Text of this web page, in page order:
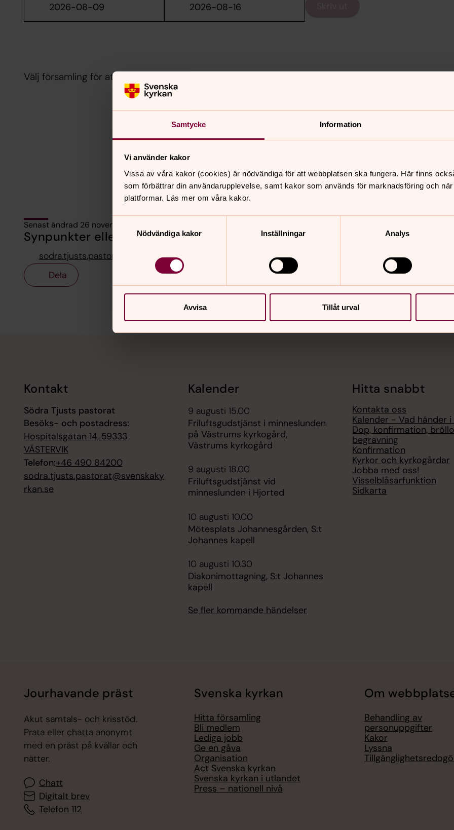
Samtycke Information
Vi använder kakor
Vissa av våra kakor (cookies) är nödvändiga för att webbplatsen ska fungera. Här finns
som förbättrar din användarupplevelse, samt kakor som används för marknadsföring och
plattformar. Läs mer om våra kakor.
Nödvändiga kakor
Inställningar Analys
Avvisa Tillåt urval
Välj församling för att visa aktuella kalenderhänder
Senast ändrad 26 november 2025
Synpunkter eller frågor på sidans innehåll?
sodra.tjusts.pastorat@svenskakyrkan.se
Dela
Kontakt
Södra Tjusts pastorat
Besöks- och postadress:
Hospitalsgatan 14, 59333
VÄSTERVIK
Telefon:+46 490 84200
sodra.tjusts.pastorat@svenskaky
rkan.se
Kalender
9 augusti 15.00
Friluftsgudstjänst i minneslunden
på Västrums kyrkogård,
Västrums kyrkogård
9 augusti 18.00
Friluftsgudstjänst vid
minneslunden i Hjorted
10 augusti 10.00
Mötesplats Johannesgården, S:t
Johannes kapell
10 augusti 10.30
Diakonimottagning, S:t Johannes
kapell
Se fler kommande händelser
Hitta snabbt
Kontakta oss
Kalender - Vad händer
Dop, konfirmation,
begravning
Konfirmation
Kyrkor och kyrkogårdar
Jobba med oss!
Visselblåsarfunktion
Sidkarta
Jourhavande präst
Akut samtals- och krisstöd.
Prata eller chatta anonymt
med en präst på kvällar och
nätter.
Chatt
Digitalt brev
Telefon 112
Svenska kyrkan
Hitta församling
Bli medlem
Lediga jobb
Ge en gåva
Organisation
Act Svenska kyrkan
Svenska kyrkan i utlandet
Press – nationell nivå
Om
Behandling av
personuppgifter
Kakor
Lyssna